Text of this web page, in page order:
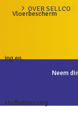
OVER SELLCO
Neem